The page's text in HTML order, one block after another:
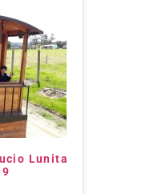
Lunita